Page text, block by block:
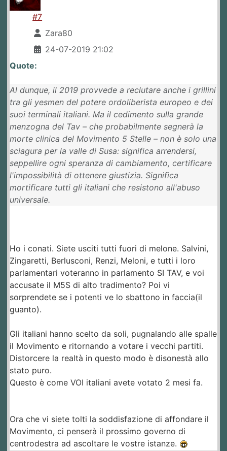
#7
Zara80
24-07-2019 21:02
Quote:
Al dunque, il 2019 provvede a reclutare anche i grillini
tra gli yesmen del potere ordoliberista europeo e dei
suoi terminali italiani. Ma il cedimento sulla grande
menzogna del Tav – che probabilmente segnerà la
morte clinica del Movimento 5 Stelle – non è solo una
sciagura per la valle di Susa: significa arrendersi,
seppellire ogni speranza di cambiamento, certificare
l'impossibilità di ottenere giustizia. Significa
mortificare tutti gli italiani che resistono all'abuso
universale.
Ho i conati. Siete usciti tutti fuori di melone. Salvini,
Zingaretti, Berlusconi, Renzi, Meloni, e tutti i loro
parlamentari voteranno in parlamento SI TAV, e voi
accusate il M5S di alto tradimento? Poi vi
sorprendete se i potenti ve lo sbattono in faccia(il
guanto).
Gli italiani hanno scelto da soli, pugnalando alle spalle
il Movimento e ritornando a votare i vecchi partiti.
Distorcere la realtà in questo modo è disonestà allo
stato puro.
Questo è come VOI italiani avete votato 2 mesi fa.
Ora che vi siete tolti la soddisfazione di affondare il
Movimento, ci penserà il prossimo governo di
centrodestra ad ascoltare le vostre istanze.